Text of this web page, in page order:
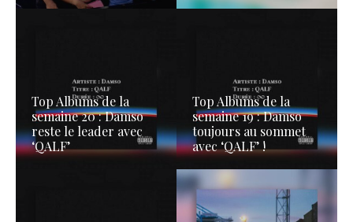
Top Albums de la
semaine 20 : Damso
reste le leader avec
‘QALF’
Top Albums de la
semaine 19 : Damso
toujours au sommet
avec ‘QALF’ !